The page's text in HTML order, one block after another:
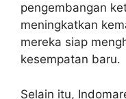
pengembangan
meningkatkan
mereka siap
kesempatan baru.
Selain itu,